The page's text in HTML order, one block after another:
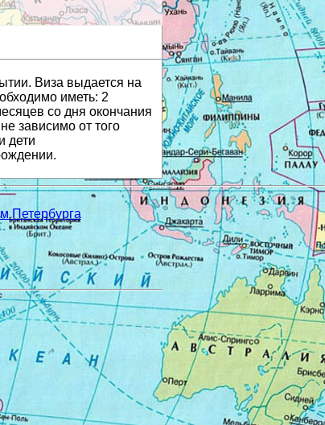
Виза выдается на
иметь: 2
со дня окончания
зависимо от того
дети